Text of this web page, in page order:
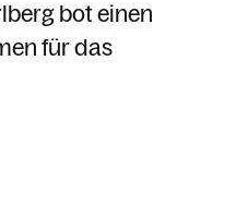
bot einen
für das